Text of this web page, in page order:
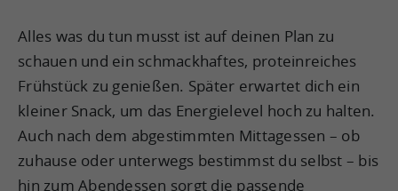
Alles was du tun musst ist auf deinen Plan zu
schauen und ein schmackhaftes, proteinreiches
Frühstück zu genießen. Später erwartet dich ein
kleiner Snack, um das Energielevel hoch zu halten.
Auch nach dem abgestimmten Mittagessen – ob
zuhause oder unterwegs bestimmst du selbst – bis
hin zum Abendessen sorgt die passende